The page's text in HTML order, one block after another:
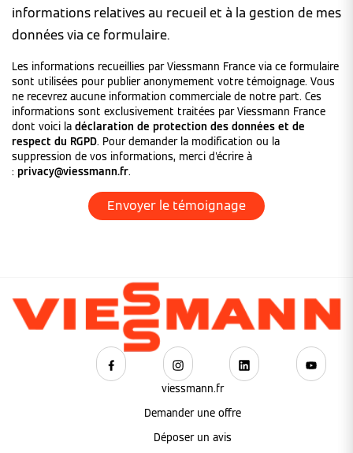
informations relatives au recueil et à la gestion de mes
données via ce formulaire.
Les informations recueillies par Viessmann France via ce formulaire
sont utilisées pour publier anonymement votre témoignage. Vous
ne recevrez aucune information commerciale de notre part. Ces
informations sont exclusivement traitées par Viessmann France
dont voici la déclaration de protection des données et de
respect du RGPD. Pour demander la modification ou la
suppression de vos informations, merci d'écrire à
: privacy@viessmann.fr.
viessmann.fr
Demander une offre
Déposer un avis